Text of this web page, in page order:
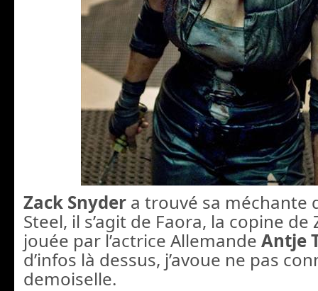
Zack Snyder a trouvé sa méchante
Steel, il s’agit de Faora, la copine de
jouée par l’actrice Allemande Antje
d’infos là dessus, j’avoue ne pas
demoiselle.